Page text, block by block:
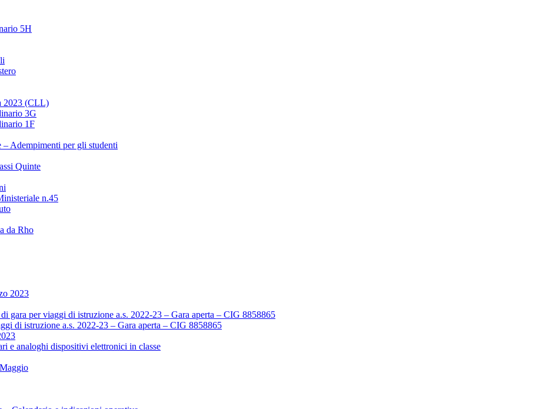
5H
2023 (CLL)
3G
1F
Adempimenti per gli studenti
Quinte
n.45
da Rho
2023
gara per viaggi di istruzione a.s. 2022-23 – Gara aperta – CIG 8858865
di istruzione a.s. 2022-23 – Gara aperta – CIG 8858865
e analoghi dispositivi elettronici in classe